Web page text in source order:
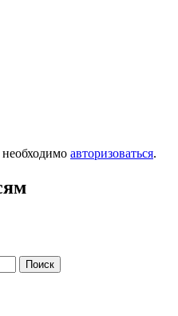
авторизоваться.